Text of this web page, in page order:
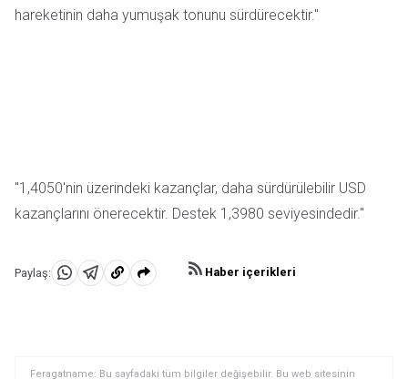
hareketinin daha yumuşak tonunu sürdürecektir."
"1,4050'nin üzerindeki kazançlar, daha sürdürülebilir USD
kazançlarını önerecektir. Destek 1,3980 seviyesindedir."
Paylaş:
WhatsApp'da
Telegram'da
Panoya
Haber içerikleri
Feragatname: Bu sayfadaki tüm bilgiler değişebilir. Bu web sitesinin